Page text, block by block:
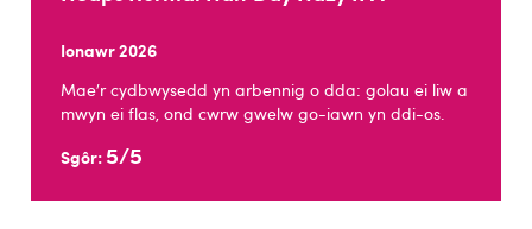
Ionawr 2026
Mae’r cydbwysedd yn arbennig o dda: golau ei liw a
mwyn ei flas, ond cwrw gwelw go-iawn yn ddi-os.
Sgôr: 5/5